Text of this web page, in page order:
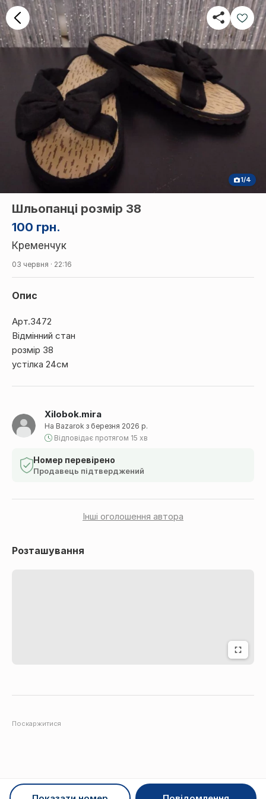
1/4
100 грн.
Шльопанці розмір 38
Кременчук
03 червня · 22:16
Xilobok.mira
На Bazarok з березня 2026 р.
Відповідає протягом 15 хв
Номер перевірено
Продавець підтверджений
Інші оголошення автора
Опис
Арт.3472
Відмінний стан
розмір 38
устілка 24см
Розташування
Поскаржитися